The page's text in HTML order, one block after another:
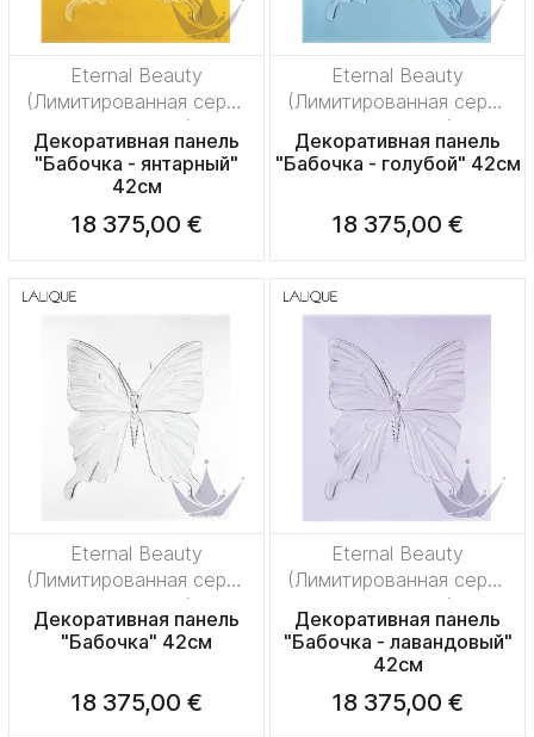
Eternal Beauty
(Лимитированная серия
на 50 пред.)
Декоративная панель
"Бабочка - янтарный"
42см
18 375,00 €
Eternal Beauty
(Лимитированная серия
на 50 пред.)
Декоративная панель
"Бабочка - голубой" 42см
18 375,00 €
Eternal Beauty
(Лимитированная серия
на 50 пред.)
Декоративная панель
"Бабочка" 42см
18 375,00 €
Eternal Beauty
(Лимитированная серия
на 50 пред.)
Декоративная панель
"Бабочка - лавандовый"
42см
18 375,00 €